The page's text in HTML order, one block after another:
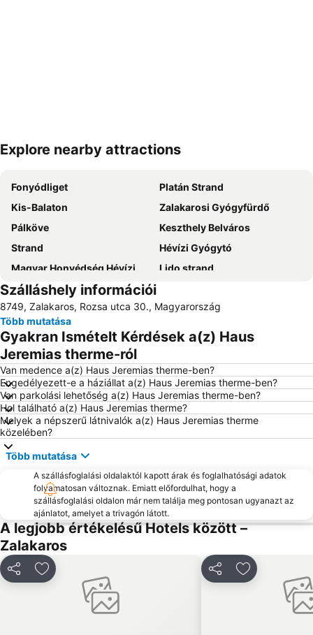
Nagy méretű térkép
Explore nearby attractions
Fonyódliget
Platán Strand
Kis-Balaton
Zalakarosi Gyógyfürdő
Pálköve
Keszthely Belváros
Strand
Hévízi Gyógytó
Magyar Honvédség Hévízi Mozgásszervi Rehabilitációs Intézet
Lido strand
Sümeg vár
Hévíz Sétáló utca
Tapolca Belváros
Keszthelyi hajóállomás
Szigligeti Vár
Festetics-kastély
Hévíz Autóbuszállomás
Balatoni Gőzös
Hévíz Városháza
Boglári Buborék Élményfürdő
Zalakaros Buszpályaudvar
Egregyi borút
Westernpark Nemesvita
Hévíz -Balaton Repülőtér
Zalakarosi Bornapok
Márton-napi Családi Fesztivál
Majtényi Présház és Borospince
Szálláshely információi
8749, Zalakaros, Rozsa utca 30., Magyarország
Több mutatása
Gyakran Ismételt Kérdések a(z) Haus
Jeremias therme-ról
Van medence a(z) Haus Jeremias therme-ben?
Engedélyezett-e a háziállat a(z) Haus Jeremias therme-ben?
Van parkolási lehetőség a(z) Haus Jeremias therme-ben?
Hol található a(z) Haus Jeremias therme?
Melyek a népszerű látnivalók a(z) Haus Jeremias therme
közelében?
Több mutatása
A szállásfoglalási oldalaktól kapott árak és foglalhatósági adatok
folyamatosan változnak. Emiatt előfordulhat, hogy a
szállásfoglalási oldalon már nem találja meg pontosan ugyanazt az
ajánlatot, amelyet a trivagón látott.
A legjobb értékelésű Hotels között –
Zalakaros
MegosztásHozzáadás a kedvencekhez MegosztásHozzáadás